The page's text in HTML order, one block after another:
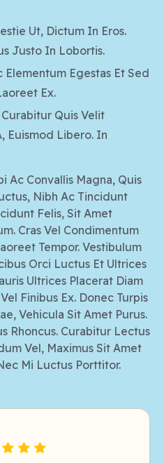
Ut, Dictum In Eros.
Justo In Lobortis.
Elementum Egestas Et Sed
Ex.
Quis Velit
Euismod Libero. In
Ac Convallis Magna, Quis
Nibh Ac Tincidunt
Felis, Sit Amet
Cras Vel Condimentum
Tempor. Vestibulum
Orci Luctus Et Ultrices
Ultrices Placerat Diam
Finibus Ex. Donec Turpis
Vehicula Sit Amet Purus.
Rhoncus. Curabitur Lectus
Vel, Maximus Sit Amet
Mi Luctus Porttitor.